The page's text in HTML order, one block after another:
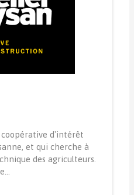
coopérative d'intérêt
et qui cherche à
des agriculteurs.